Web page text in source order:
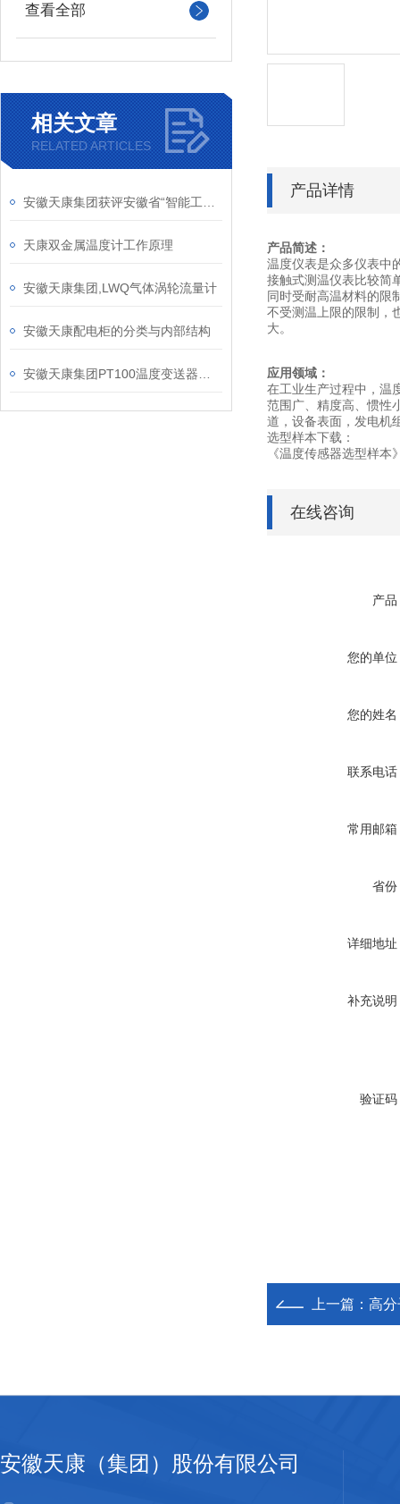
查看全部
相关文章
RELATED ARTICLES
天康双金属温度计工作原理
安徽天康集团,LWQ气体涡轮流量计
安徽天康配电柜的分类与内部结构
产品详情
产品简述：
温度仪表是众多仪表中
接触式测温仪表比较简
同时受耐高温材料的限
不受测温上限的限制，
大。
应用领域：
在工业生产过程中，温
范围广、精度高、惯性
道，设备表面，发电机
选型样本下载：
《温度传感器选型样本
在线咨询
产品
您的单位
您的姓名
联系电话
常用邮箱
省份
详细地址
补充说明
验证码
上一篇： 高
安徽天康（集团）股份有限公司